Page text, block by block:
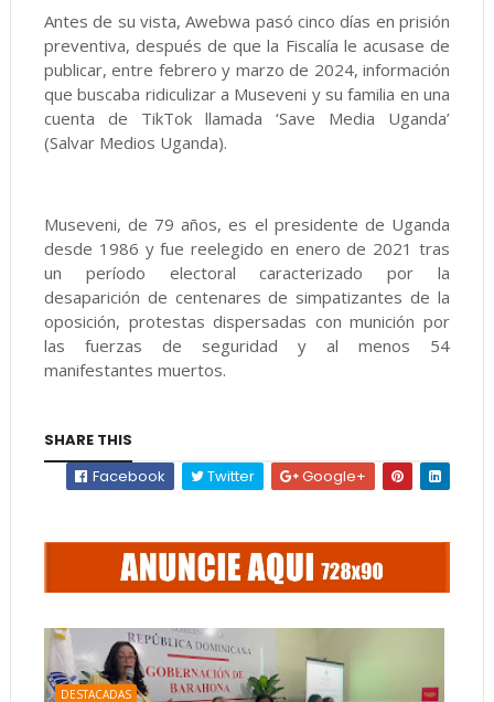
Antes de su vista, Awebwa pasó cinco días en prisión
preventiva, después de que la Fiscalía le acusase de
publicar, entre febrero y marzo de 2024, información
que buscaba ridiculizar a Museveni y su familia en una
cuenta de TikTok llamada ‘Save Media Uganda’
(Salvar Medios Uganda).
Museveni, de 79 años, es el presidente de Uganda
desde 1986 y fue reelegido en enero de 2021 tras
un período electoral caracterizado por la
desaparición de centenares de simpatizantes de la
oposición, protestas dispersadas con munición por
las fuerzas de seguridad y al menos 54
manifestantes muertos.
SHARE THIS
Facebook
Twitter Google+
DESTACADAS